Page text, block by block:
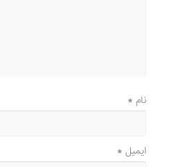
نام*
ایمیل*